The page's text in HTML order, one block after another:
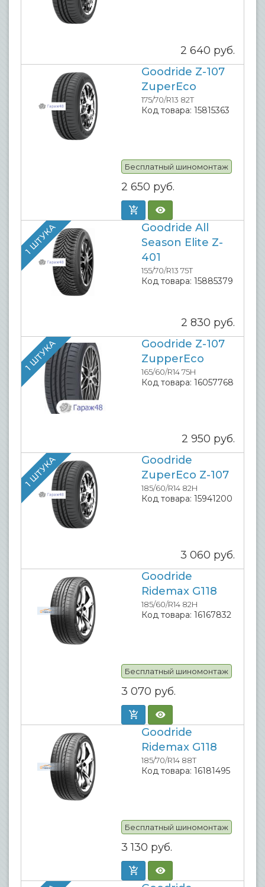
2 640 руб.
Goodride Z-107
ZuperEco
175/70/R13 82T
Код товара: 15815363
Бесплатный шиномонтаж
2 650 руб.
1 ШТУКА
Goodride All
Season Elite Z-
401
155/70/R13 75T
Код товара: 15885379
2 830 руб.
1 ШТУКА
Goodride Z-107
ZupperEco
165/60/R14 75H
Код товара: 16057768
2 950 руб.
1 ШТУКА
Goodride
ZuperEco Z-107
185/60/R14 82H
Код товара: 15941200
3 060 руб.
Goodride
Ridemax G118
185/60/R14 82H
Код товара: 16167832
Бесплатный шиномонтаж
3 070 руб.
Goodride
Ridemax G118
185/70/R14 88T
Код товара: 16181495
Бесплатный шиномонтаж
3 130 руб.